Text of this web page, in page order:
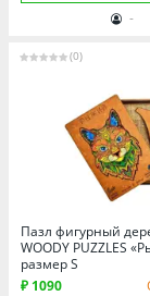
Рязанская
Санкт-
Саратовская
Свердловская
Смоленская
Тамбовская
Татарстан
-
(0)
Пазл фигурный
WOODY PUZZLES
размер S
₽ 1090